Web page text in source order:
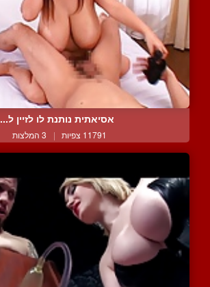
אסיאתית נותנת לו לזיין ל...
11791 צפיות | 3 המלצות